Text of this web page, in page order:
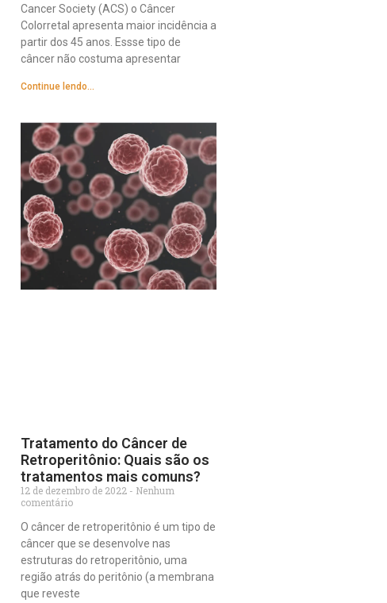
Cancer Society (ACS) o Câncer
Colorretal apresenta maior incidência a
partir dos 45 anos. Essse tipo de
câncer não costuma apresentar
Continue lendo...
Tratamento do Câncer de
Retroperitônio: Quais são os
tratamentos mais comuns?
12 de dezembro de 2022
Nenhum
comentário
O câncer de retroperitônio é um tipo de
câncer que se desenvolve nas
estruturas do retroperitônio, uma
região atrás do peritônio (a membrana
que reveste